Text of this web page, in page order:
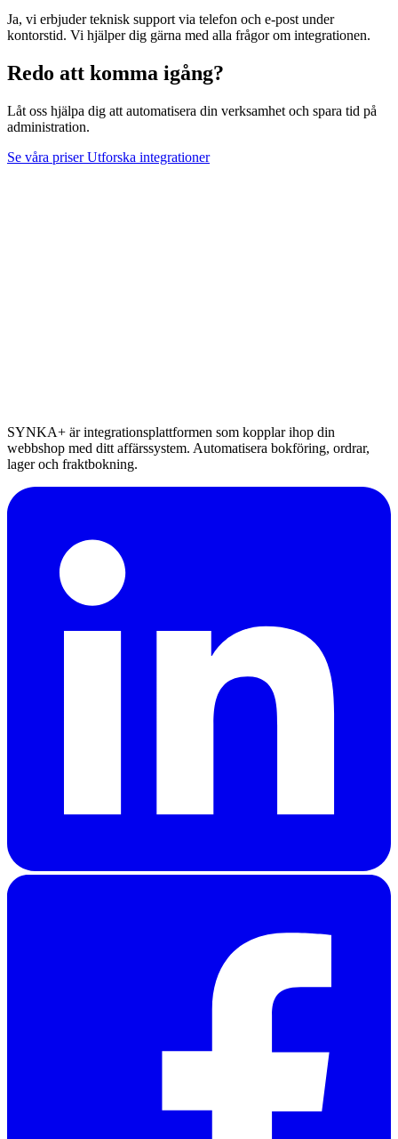
Ja, vi erbjuder teknisk support via telefon och e-post under
kontorstid. Vi hjälper dig gärna med alla frågor om integrationen.
Redo att komma igång?
Låt oss hjälpa dig att automatisera din verksamhet och spara tid på
administration.
Se våra priserUtforska integrationer
SYNKA+ är integrationsplattformen som kopplar ihop din
webbshop med ditt affärssystem. Automatisera bokföring, ordrar,
lager och fraktbokning.